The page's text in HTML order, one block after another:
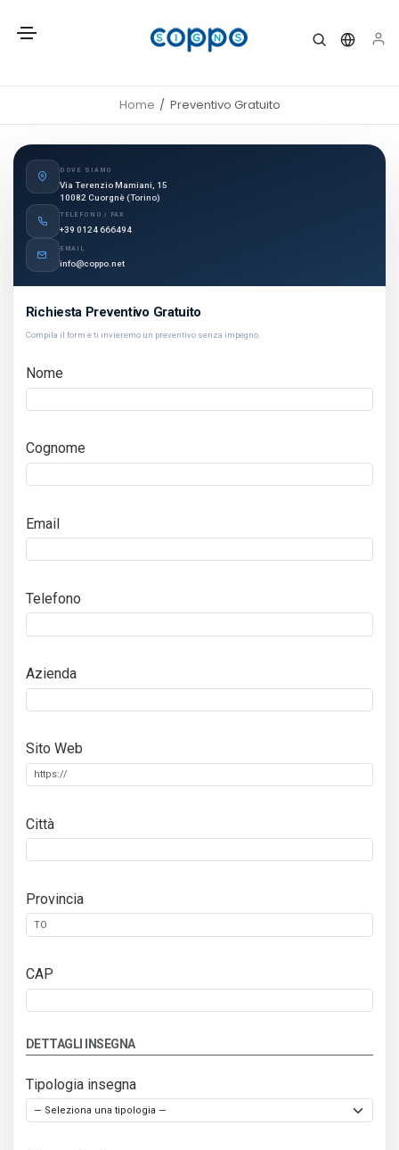
Home Preventivo Gratuito
DOVE SIAMO
Via Terenzio Mamiani, 15
10082 Cuorgnè (Torino)
TELEFONO / FAX
+39 0124 666494
EMAIL
info@coppo.net
Richiesta Preventivo Gratuito
Compila il form e ti invieremo un preventivo senza impegno.
Nome
Cognome
Email
Telefono
Azienda
Sito Web
Città
Provincia
CAP
DETTAGLI INSEGNA
Tipologia insegna